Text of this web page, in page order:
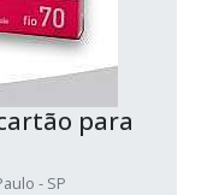
para
- SP